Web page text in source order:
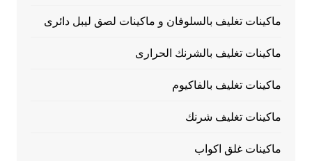
ماكينات تغليف بالسلوفان و ماكينات لصق ليبل دائرى
ماكينات تغليف بالشرنك الحرارى
ماكينات تغليف بالفاكيوم
ماكينات تغليف شرنك
ماكينات غلق اكواب